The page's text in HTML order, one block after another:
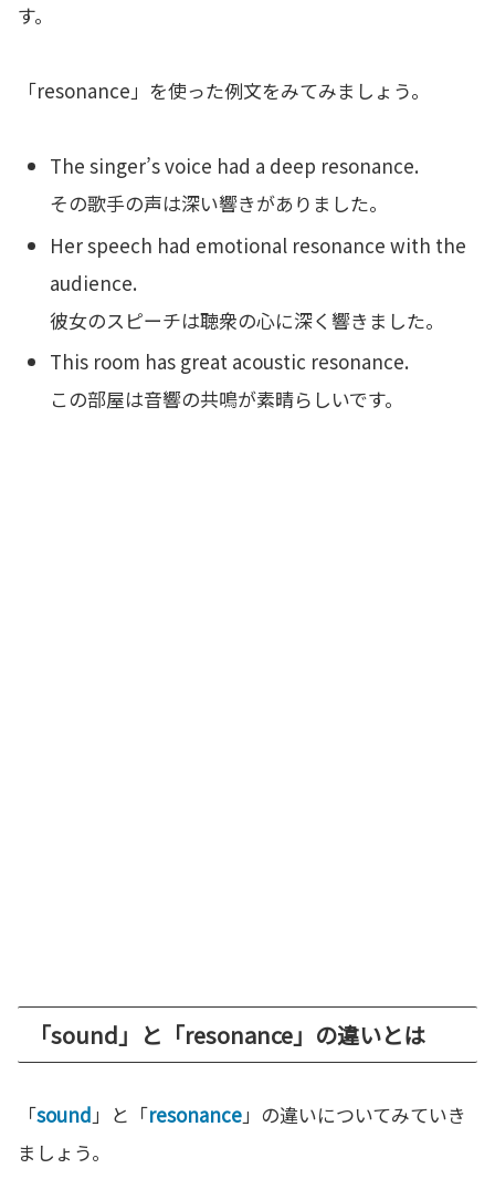
す。
「resonance」を使った例文をみてみましょう。
The singer’s voice had a deep resonance.
その歌手の声は深い響きがありました。
Her speech had emotional resonance with the
audience.
彼女のスピーチは聴衆の心に深く響きました。
This room has great acoustic resonance.
この部屋は音響の共鳴が素晴らしいです。
「sound」と「resonance」の違いとは
「sound」と「resonance」の違いについてみていき
ましょう。